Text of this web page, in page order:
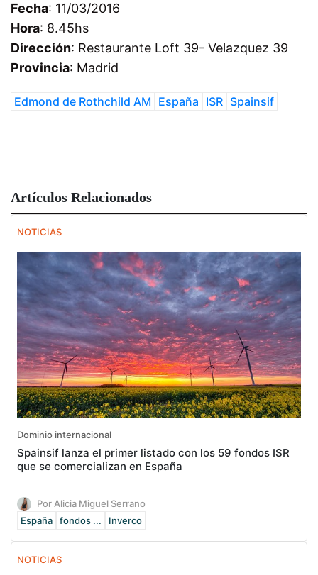
Fecha: 11/03/2016
Hora: 8.45hs
Dirección: Restaurante Loft 39- Velazquez 39
Provincia: Madrid
Edmond de Rothchild AM España ISR Spainsif
Artículos Relacionados
NOTICIAS
Dominio internacional
Spainsif lanza el primer listado con los 59 fondos ISR
que se comercializan en España
Por Alicia Miguel Serrano
España
fondos ... Inverco
NOTICIAS